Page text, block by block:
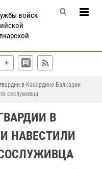
войск
в Кабардино-Балкарии
сослуживца
В
НАВЕСТИЛИ